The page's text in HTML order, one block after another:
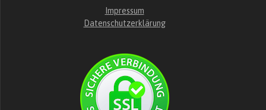
Impressum
Datenschutzerklärung